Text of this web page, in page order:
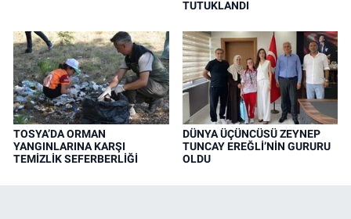
TUTUKLANDI
TOSYA’DA ORMAN
YANGINLARINA KARŞI
TEMİZLİK SEFERBERLİĞİ
DÜNYA ÜÇÜNCÜSÜ ZEYNEP
TUNCAY EREĞLİ’NİN GURURU
OLDU